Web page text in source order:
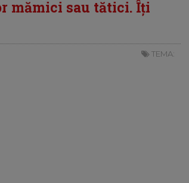
mămici sau tătici. Îți
TEMA: